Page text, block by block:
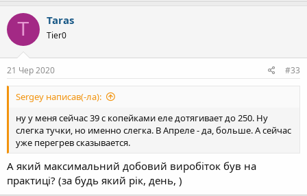
T Taras
Tier0
21 Чер 2020 #33
Sergey написав(-ла):
ну у меня сейчас 39 с копейками еле дотягивает до 250. Ну
слегка тучки, но именно слегка. В Апреле - да, больше. А сейчас
уже перегрев сказывается.
А який максимальний добовий виробіток був на
практиці? (за будь який рік, день, )